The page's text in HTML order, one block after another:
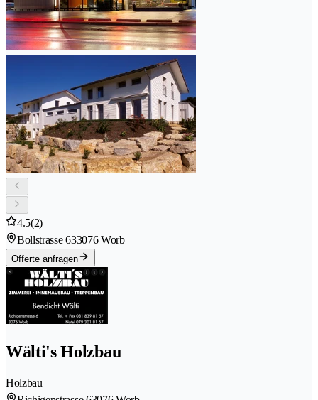
4.5(2)
Bollstrasse 633076 Worb
Offerte anfragen
Wälti's Holzbau
Holzbau